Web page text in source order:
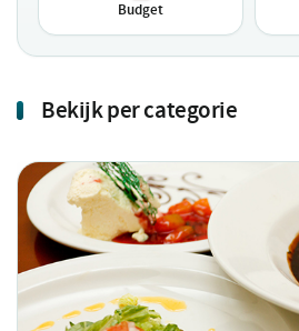
Budget
Bekijk per categorie